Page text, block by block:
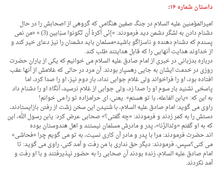
داستان شماره ۱۶ :
امیرالمؤمنین علیه السلام در جنگ صفین هنگامی که گروهی از اصحابش را در حال
دشنام دادن به لشگر دشمن دید فرمودند: «إنّی اَکرهُ أن تَکونوا سبّابین (3) » «من نمی
پسندم که دشنام دهنده و ناسزاگو باشید«مسلمان باید دشمنان را نیز دعای خیر کند و
از خداوند هدایت آنهایی را که قابل هدایتند طلب کند.
درباره بدزبانی در خبری از امام صادق علیه السلام می خوانیم که یکی از یاران حضرت
روزی در خدمت ایشان به جایی رهسپار بودند. آن مرد در حالی که غلامش از آنها عقب
افتاده بود، او را فراخواند ولی غلام جوابی نداد، بار دوم نیز، او را صدا کرد، اما
پاسخی نشنید بار سوم او را صدا زد، ولی جوابی از غلام نرسید، آنگاه او را دشنام داد
به این که: «یابن الفاعله، با تو هستم». یعنی، ای حرامزاده تو را می خوانم!
راوی می گوید: امام صادق علیه السلام، با شنیدن این سخن زشت از رفتن بازایستادند،
دستش را به کمر زدند و فرمودند: «چه گفتی؟» صحابی عرض کرد: یابن رسول الله، این
که به او گفتم «ولدالزّنا»، پدر و مادرش مسلمان نیستند و اهل هندوستان بوده
اند.حضرت فرمودند: مرا با پدر و مادر آن کاری نسیت، به تو می گویم چرا «فحاشی»
می کنی؟سپس، فرمودند: دیگر حق نداری با من رفت و آمد کنی، راوی می گوید: تا
امام صادق علیه السلام، زنده بودند آن صحابی را به حضور نپذیرفتند و با او رفت و
آمد نکردند.